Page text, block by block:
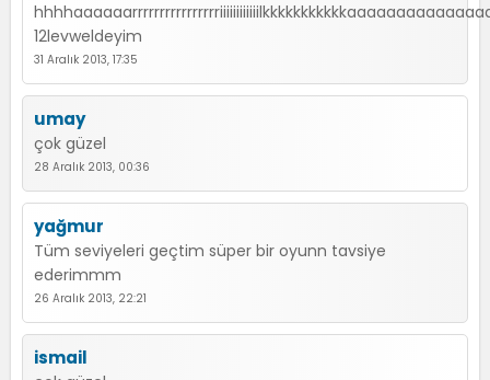
12levweldeyim
31 Aralık 2013, 17:35
umay
çok güzel
28 Aralık 2013, 00:36
yağmur
Tüm seviyeleri geçtim süper bir oyunn tavsiye
ederimmm
26 Aralık 2013, 22:21
ismail